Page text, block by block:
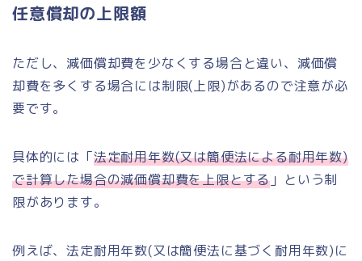
任意償却の上限額
ただし、減価償却費を少なくする場合と違い、減価償
却費を多くする場合には制限(上限)があるので注意が必
要です。
具体的には「法定耐用年数(又は簡便法による耐用年数)
で計算した場合の減価償却費を上限とする 」という制
限があります。
例えば、法定耐用年数(又は簡便法に基づく耐用年数)に